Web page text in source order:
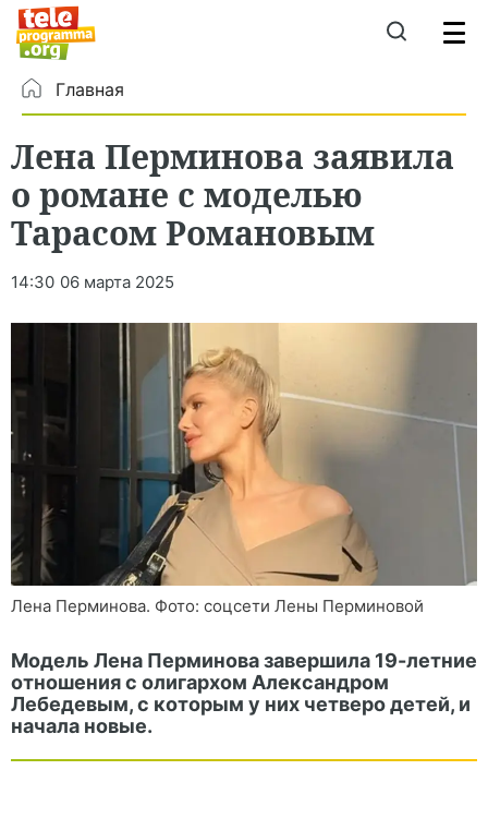
Главная
Лена Перминова заявила
о романе с моделью
Тарасом Романовым
14:30 06 марта 2025
Лена Перминова. Фото: соцсети Лены Перминовой
Модель Лена Перминова завершила 19-летние
отношения с олигархом Александром
Лебедевым, с которым у них четверо детей, и
начала новые.